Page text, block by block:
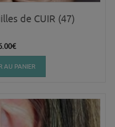
de CUIR (47)
€
AU PANIER